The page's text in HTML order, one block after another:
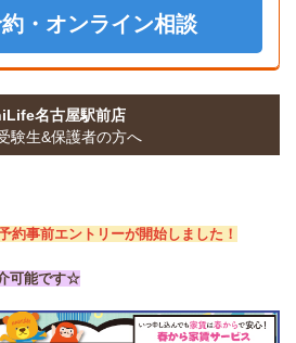
・オンライン相談
名古屋駅前店
験生&保護者の方へ
約事前エントリーが開始しました！
可能です☆